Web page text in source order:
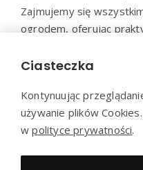
Zajmujemy się
ogrodem, oferując
konsultacje.
Ciasteczka
Kontynuując
używanie plików
wpolityce prywatności.